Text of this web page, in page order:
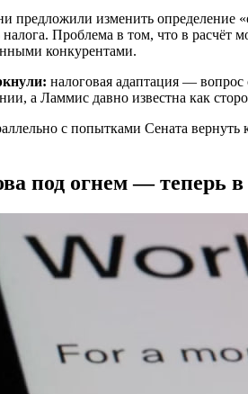
предложили изменить определение
Проблема в том, что в расчёт
конкурентами.
налоговая адаптация —
а Ламмис давно известна как
с попытками Сената вернуть
под огнем — теперь